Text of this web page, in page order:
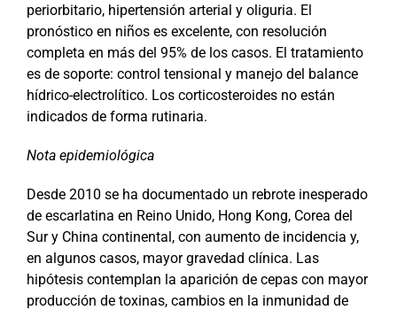
periorbitario, hipertensión arterial y oliguria. El
pronóstico en niños es excelente, con resolución
completa en más del 95% de los casos. El tratamiento
es de soporte: control tensional y manejo del balance
hídrico-electrolítico. Los corticosteroides no están
indicados de forma rutinaria.
Nota epidemiológica
Desde 2010 se ha documentado un rebrote inesperado
de escarlatina en Reino Unido, Hong Kong, Corea del
Sur y China continental, con aumento de incidencia y,
en algunos casos, mayor gravedad clínica. Las
hipótesis contemplan la aparición de cepas con mayor
producción de toxinas, cambios en la inmunidad de